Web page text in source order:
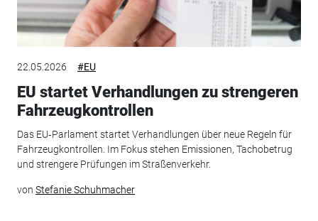
22.05.2026 #EU
EU startet Verhandlungen zu strengeren
Fahrzeugkontrollen
Das EU‑Parlament startet Verhandlungen über neue Regeln für
Fahrzeugkontrollen. Im Fokus stehen Emissionen, Tachobetrug
und strengere Prüfungen im Straßenverkehr.
von Stefanie Schuhmacher